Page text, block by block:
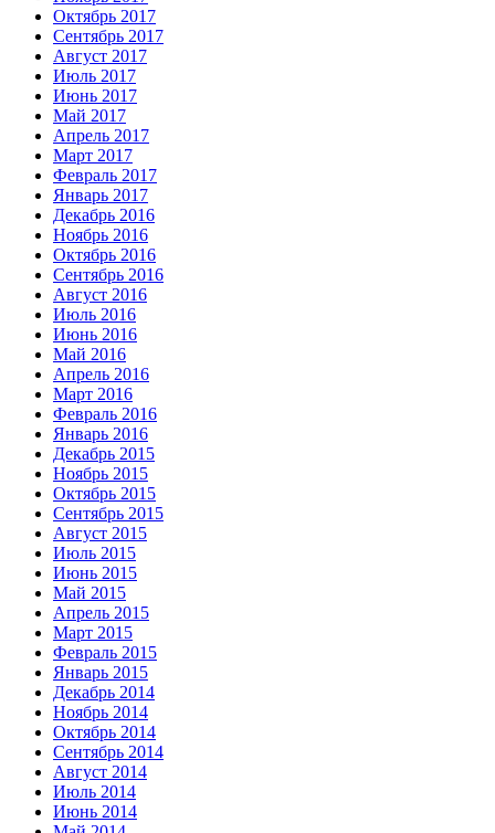
Октябрь 2017
Сентябрь 2017
Август 2017
Июль 2017
Июнь 2017
Май 2017
Апрель 2017
Март 2017
Февраль 2017
Январь 2017
Декабрь 2016
Ноябрь 2016
Октябрь 2016
Сентябрь 2016
Август 2016
Июль 2016
Июнь 2016
Май 2016
Апрель 2016
Март 2016
Февраль 2016
Январь 2016
Декабрь 2015
Ноябрь 2015
Октябрь 2015
Сентябрь 2015
Август 2015
Июль 2015
Июнь 2015
Май 2015
Апрель 2015
Март 2015
Февраль 2015
Январь 2015
Декабрь 2014
Ноябрь 2014
Октябрь 2014
Сентябрь 2014
Август 2014
Июль 2014
Июнь 2014